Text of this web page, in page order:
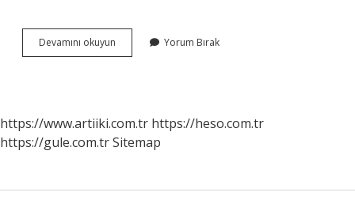
Devamını okuyun
Kaç
Yorum Bırak
https://www.artiiki.com.tr https://heso.com.tr
https://gule.com.trSitemap